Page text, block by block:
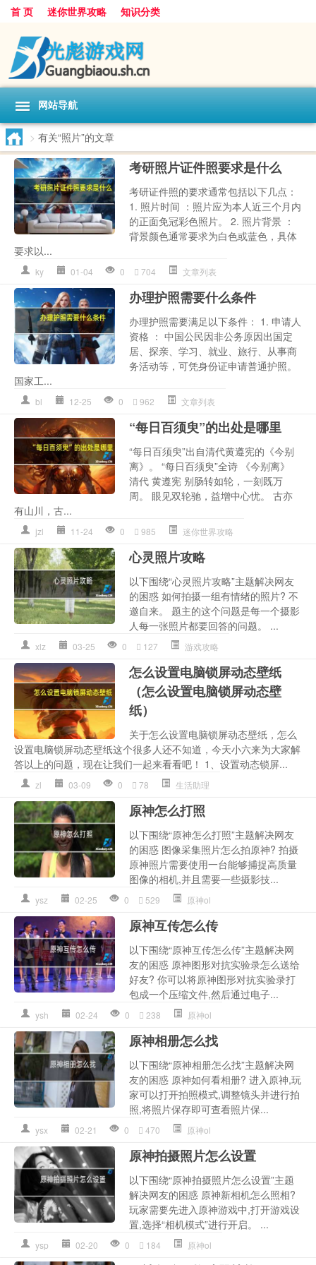
首 页 迷你世界攻略 知识分类
网站导航
> 有关“照片”的文章
考研照片证件照要求是什么
考研证件照的要求通常包括以下几点：
1. 照片时间 ：照片应为本人近三个月内
的正面免冠彩色照片。 2. 照片背景 ：
背景颜色通常要求为白色或蓝色，具体
要求以...
ky 01-04 0 704 文章列表
办理护照需要什么条件
办理护照需要满足以下条件： 1. 申请人
资格 ： 中国公民因非公务原因出国定
居、探亲、学习、就业、旅行、从事商
务活动等，可凭身份证申请普通护照。
国家工...
bl 12-25 0 962 文章列表
“每日百须臾”的出处是哪里
“每日百须臾”出自清代黄遵宪的《今别
离》。 “每日百须臾”全诗 《今别离》
清代 黄遵宪 别肠转如轮，一刻既万
周。 眼见双轮驰，益增中心忧。 古亦
有山川，古...
jzl 11-24 0 985 迷你世界攻略
心灵照片攻略
以下围绕“心灵照片攻略”主题解决网友
的困惑 如何拍摄一组有情绪的照片? 不
邀自来。 题主的这个问题是每一个摄影
人每一张照片都要回答的问题。 ...
xlz 03-25 0 127 游戏攻略
怎么设置电脑锁屏动态壁纸
（怎么设置电脑锁屏动态壁
纸）
关于怎么设置电脑锁屏动态壁纸，怎么
设置电脑锁屏动态壁纸这个很多人还不知道，今天小六来为大家解
答以上的问题，现在让我们一起来看看吧！ 1、设置动态锁屏...
zl 03-09 0 78 生活助理
原神怎么打照
以下围绕“原神怎么打照”主题解决网友
的困惑 图像采集照片怎么拍原神? 拍摄
原神照片需要使用一台能够捕捉高质量
图像的相机,并且需要一些摄影技...
ysz 02-25 0 529 原神ol
原神互传怎么传
以下围绕“原神互传怎么传”主题解决网
友的困惑 原神图形对抗实验录怎么送给
好友? 你可以将原神图形对抗实验录打
包成一个压缩文件,然后通过电子...
ysh 02-24 0 238 原神ol
原神相册怎么找
以下围绕“原神相册怎么找”主题解决网
友的困惑 原神如何看相册? 进入原神,玩
家可以打开拍照模式,调整镜头并进行拍
照,将照片保存即可查看照片保...
ysx 02-21 0 470 原神ol
原神拍摄照片怎么设置
以下围绕“原神拍摄照片怎么设置”主题
解决网友的困惑 原神新相机怎么照相?
玩家需要先进入原神游戏中,打开游戏设
置,选择“相机模式”进行开启。 ...
ysp 02-20 0 184 原神ol